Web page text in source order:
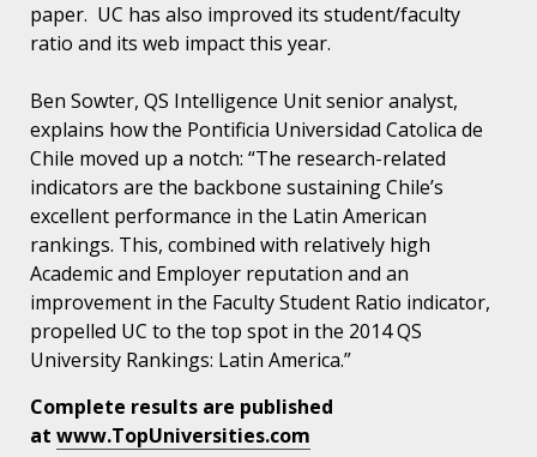
paper. UC has also improved its student/faculty
ratio and its web impact this year.
Ben Sowter, QS Intelligence Unit senior analyst,
explains how the Pontificia Universidad Catolica de
Chile moved up a notch: “The research-related
indicators are the backbone sustaining Chile’s
excellent performance in the Latin American
rankings. This, combined with relatively high
Academic and Employer reputation and an
improvement in the Faculty Student Ratio indicator,
propelled UC to the top spot in the 2014 QS
University Rankings: Latin America.”
Complete results are published
at www.TopUniversities.com